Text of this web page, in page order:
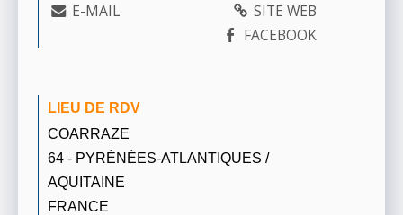
E-MAIL
SITE WEB
FACEBOOK
LIEU DE RDV
COARRAZE
64 - PYRÉNÉES-ATLANTIQUES /
AQUITAINE
FRANCE